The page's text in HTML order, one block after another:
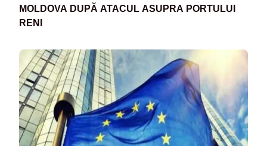
MOLDOVA DUPĂ ATACUL ASUPRA PORTULUI
RENI